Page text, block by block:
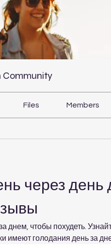
Community
Files Members
через день
днем, чтобы похудеть.
имеют голодания день за